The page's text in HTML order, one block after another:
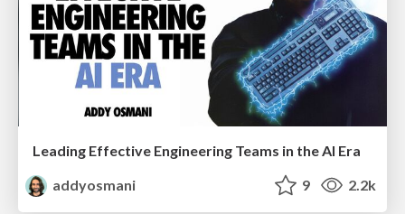
Leading Effective Engineering Teams in the AI Era
addyosmani
9 2.2k